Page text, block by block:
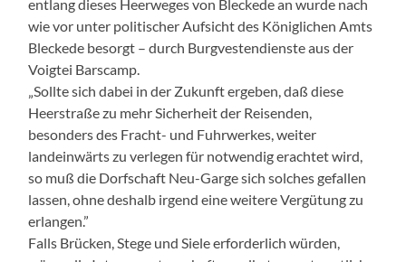
entlang dieses Heerweges von Bleckede an wurde nach
wie vor unter politischer Aufsicht des Königlichen Amts
Bleckede besorgt – durch Burgvestendienste aus der
Voigtei Barscamp.
„Sollte sich dabei in der Zukunft ergeben, daß diese
Heerstraße zu mehr Sicherheit der Reisenden,
besonders des Fracht- und Fuhrwerkes, weiter
landeinwärts zu verlegen für notwendig erachtet wird,
so muß die Dorfschaft Neu-Garge sich solches gefallen
lassen, ohne deshalb irgend eine weitere Vergütung zu
erlangen.”
Falls Brücken, Stege und Siele erforderlich würden,